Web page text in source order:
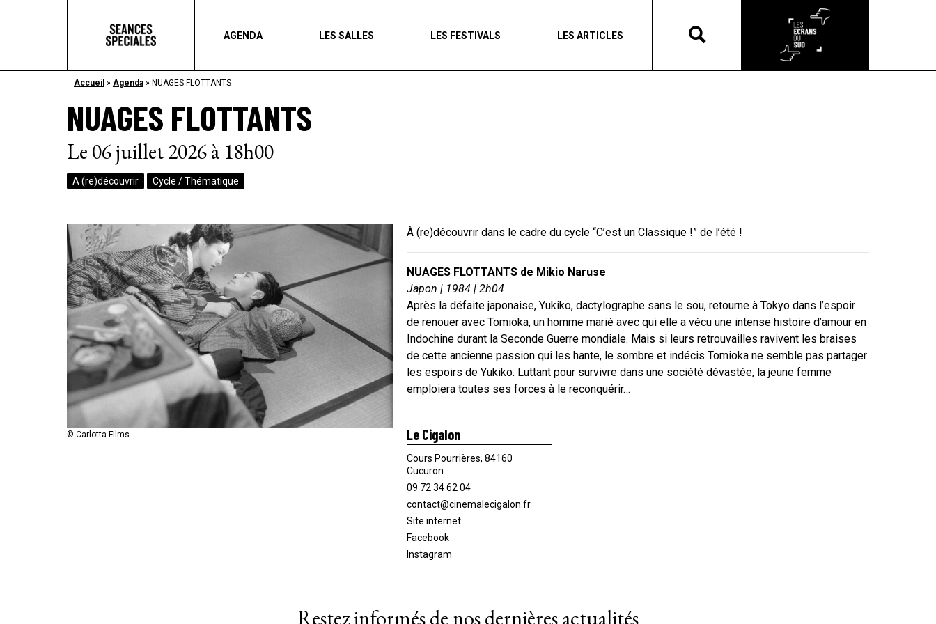
AGENDA LES SALLES LES FESTIVALS LES ARTICLES
Accueil » Agenda » NUAGES FLOTTANTS
NUAGES FLOTTANTS
Le 06 juillet 2026 à 18h00
A (re)découvrir Cycle / Thématique
© Carlotta Films
À (re)découvrir dans le cadre du cycle “C’est un Classique !” de l’été !
NUAGES FLOTTANTS de Mikio Naruse
Japon | 1984 | 2h04
Après la défaite japonaise, Yukiko, dactylographe sans le sou, retourne à Tokyo dans l’espoir
de renouer avec Tomioka, un homme marié avec qui elle a vécu une intense histoire d’amour en
Indochine durant la Seconde Guerre mondiale. Mais si leurs retrouvailles ravivent les braises
de cette ancienne passion qui les hante, le sombre et indécis Tomioka ne semble pas partager
les espoirs de Yukiko. Luttant pour survivre dans une société dévastée, la jeune femme
emploiera toutes ses forces à le reconquérir…
Le Cigalon
Cours Pourrières, 84160
Cucuron
09 72 34 62 04
contact@cinemalecigalon.fr
Site internet
Facebook
Instagram
Restez informés de nos dernières actualités